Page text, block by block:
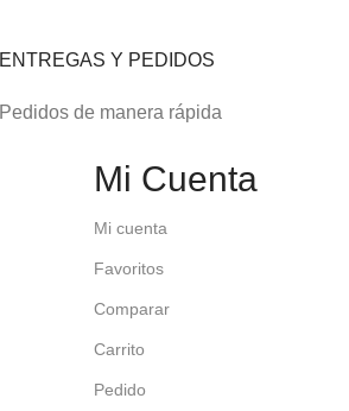
ENTREGAS Y PEDIDOS
Pedidos de manera rápida
Mi Cuenta
Mi cuenta
Favoritos
Comparar
Carrito
Pedido